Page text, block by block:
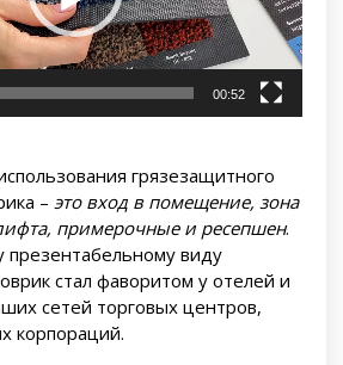
00:52
грязезащитного
– это вход в помещение, зона
примерочные и ресепшен.
презентабельному виду
стал фаворитом у отелей и
сетей торговых центров,
корпораций.